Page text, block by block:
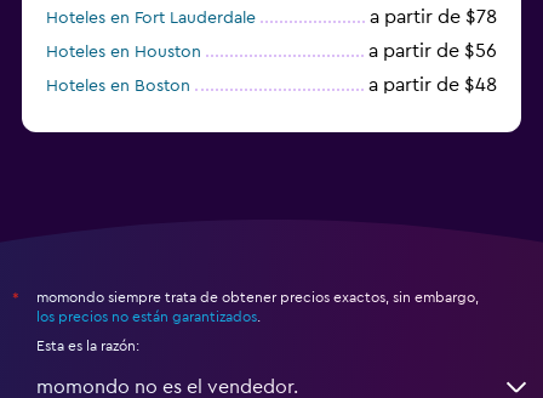
Hoteles en Fort Lauderdale a partir de $78
Hoteles en Houston a partir de $56
Hoteles en Boston a partir de $48
*
momondo siempre trata de obtener precios exactos, sin embargo,
los precios no están garantizados
Esta es la razón:
momondo no es el vendedor.